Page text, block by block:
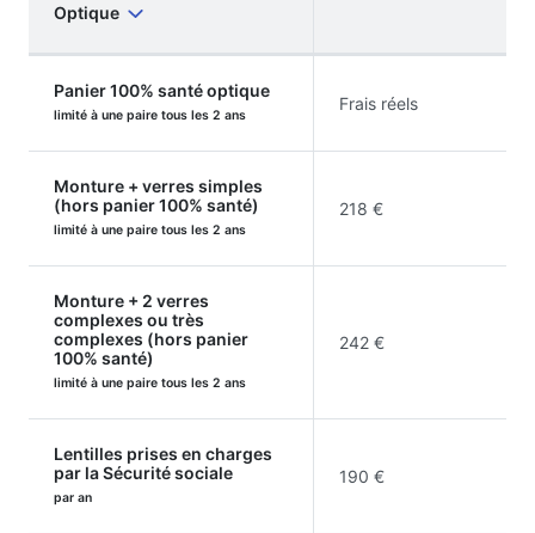
Optique
Panier 100% santé optique
limité à une paire tous les 2 ans
Frais réels
Monture + verres simples
(hors panier 100% santé)
limité à une paire tous les 2 ans
218 €
Monture + 2 verres
complexes ou très
complexes (hors panier
100% santé)
limité à une paire tous les 2 ans
242 €
Lentilles prises en charges
par la Sécurité sociale
par an
190 €